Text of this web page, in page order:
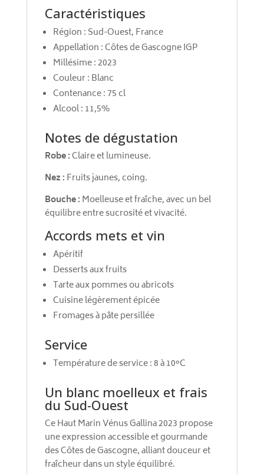
Caractéristiques
Région : Sud-Ouest, France
Appellation : Côtes de Gascogne IGP
Millésime : 2023
Couleur : Blanc
Contenance : 75 cl
Alcool : 11,5%
Notes de dégustation
Robe :Claire et lumineuse.
Nez : Fruits jaunes, coing.
Bouche : Moelleuse et fraîche, avec un bel
équilibre entre sucrosité et vivacité.
Accords mets et vin
Apéritif
Desserts aux fruits
Tarte aux pommes ou abricots
Cuisine légèrement épicée
Fromages à pâte persillée
Service
Température de service : 8 à 10°C
Un blanc moelleux et frais
du Sud-Ouest
Ce Haut Marin Vénus Gallina 2023 propose
une expression accessible et gourmande
des Côtes de Gascogne, alliant douceur et
fraîcheur dans un style équilibré.